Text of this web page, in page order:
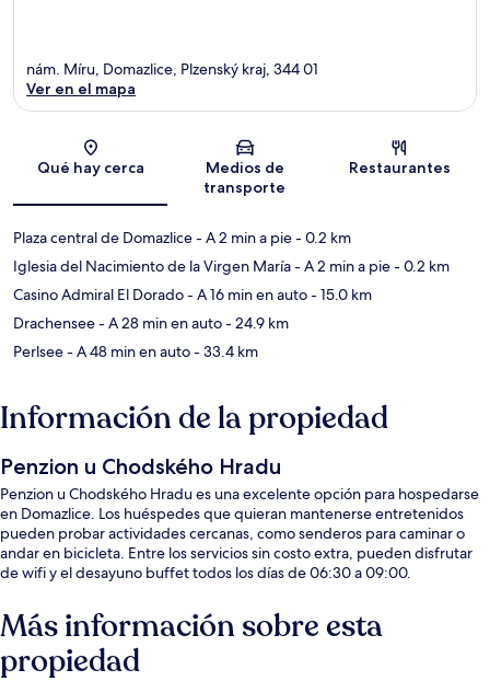
Sección del mapa
nám. Míru, Domazlice, Plzenský kraj, 344 01
Ver en el mapa
Qué hay cerca
Medios de
transporte
Restaurantes
Plaza central de Domazlice- A 2 min a pie- 0.2 km
Iglesia del Nacimiento de la Virgen María- A 2 min a pie- 0.2 km
Casino Admiral El Dorado- A 16 min en auto- 15.0 km
Drachensee- A 28 min en auto- 24.9 km
Perlsee- A 48 min en auto- 33.4 km
Información de la propiedad
Penzion u Chodského Hradu
Penzion u Chodského Hradu es una excelente opción para hospedarse
en Domazlice. Los huéspedes que quieran mantenerse entretenidos
pueden probar actividades cercanas, como senderos para caminar o
andar en bicicleta. Entre los servicios sin costo extra, pueden disfrutar
de wifi y el desayuno buffet todos los días de 06:30 a 09:00.
Más información sobre esta
propiedad